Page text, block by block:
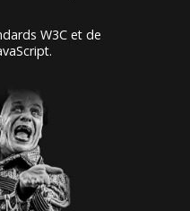
W3C et de